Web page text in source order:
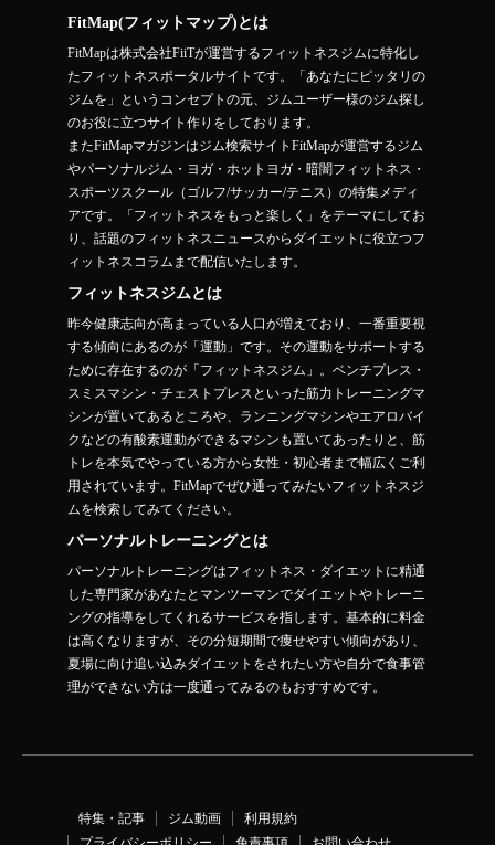
FitMap(フィットマップ)とは
FitMapは株式会社FiiTが運営するフィットネスジムに特化し
たフィットネスポータルサイトです。「あなたにピッタリの
ジムを」というコンセプトの元、ジムユーザー様のジム探し
のお役に立つサイト作りをしております。
またFitMapマガジンはジム検索サイトFitMapが運営するジム
やパーソナルジム・ヨガ・ホットヨガ・暗闇フィットネス・
スポーツスクール（ゴルフ/サッカー/テニス）の特集メディ
アです。「フィットネスをもっと楽しく」をテーマにしてお
り、話題のフィットネスニュースからダイエットに役立つフ
ィットネスコラムまで配信いたします。
フィットネスジムとは
昨今健康志向が高まっている人口が増えており、一番重要視
する傾向にあるのが「運動」です。その運動をサポートする
ために存在するのが「フィットネスジム」。ベンチプレス・
スミスマシン・チェストプレスといった筋力トレーニングマ
シンが置いてあるところや、ランニングマシンやエアロバイ
クなどの有酸素運動ができるマシンも置いてあったりと、筋
トレを本気でやっている方から女性・初心者まで幅広くご利
用されています。FitMapでぜひ通ってみたいフィットネスジ
ムを検索してみてください。
パーソナルトレーニングとは
パーソナルトレーニングはフィットネス・ダイエットに精通
した専門家があなたとマンツーマンでダイエットやトレーニ
ングの指導をしてくれるサービスを指します。基本的に料金
は高くなりますが、その分短期間で痩せやすい傾向があり、
夏場に向け追い込みダイエットをされたい方や自分で食事管
理ができない方は一度通ってみるのもおすすめです。
特集・記事 ジム動画
利用規約